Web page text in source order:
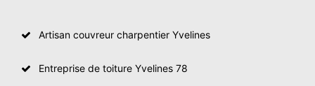
Artisan couvreur charpentier Yvelines
Entreprise de toiture Yvelines 78